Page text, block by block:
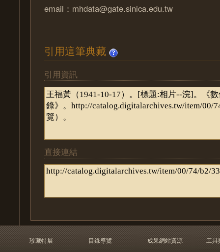
email：mhdata@gate.sinica.edu.tw
引用這筆典藏
引用資訊
直接連結
珍藏特展
目錄導覽
成果網站資源
工具